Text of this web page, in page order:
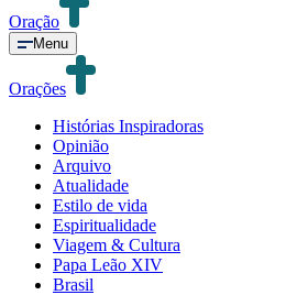
Oração
Menu
Orações
Histórias Inspiradoras
Opinião
Arquivo
Atualidade
Estilo de vida
Espiritualidade
Viagem & Cultura
Papa Leão XIV
Brasil